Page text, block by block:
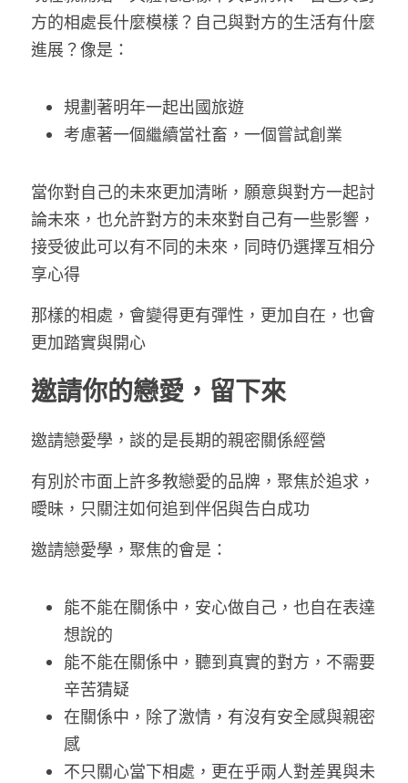
方的相處長什麼模樣？自己與對方的生活有什麼
進展？像是：
規劃著明年一起出國旅遊
考慮著一個繼續當社畜，一個嘗試創業
當你對自己的未來更加清晰，願意與對方一起討
論未來，也允許對方的未來對自己有一些影響，
接受彼此可以有不同的未來，同時仍選擇互相分
享心得
那樣的相處，會變得更有彈性，更加自在，也會
更加踏實與開心
邀請你的戀愛，留下來
邀請戀愛學，談的是長期的親密關係經營
有別於市面上許多教戀愛的品牌，聚焦於追求，
曖昧，只關注如何追到伴侶與告白成功
邀請戀愛學，聚焦的會是：
能不能在關係中，安心做自己，也自在表達
想說的
能不能在關係中，聽到真實的對方，不需要
辛苦猜疑
在關係中，除了激情，有沒有安全感與親密
感
不只關心當下相處，更在乎兩人對差異與未